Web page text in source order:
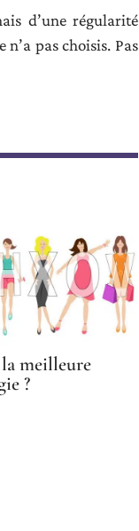
d’une régularité
pas choisis. Pas
meilleure
?